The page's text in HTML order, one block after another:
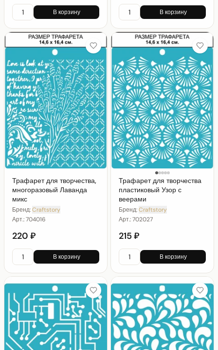
В корзину В корзину
Трафарет для творчества,
многоразовый Лаванда
микс
Бренд:Craftstory
Арт.:704016
220 ₽
В корзину
Трафарет для творчества
пластиковый Узор с
веерами
Бренд:Craftstory
Арт.:702027
215 ₽
В корзину